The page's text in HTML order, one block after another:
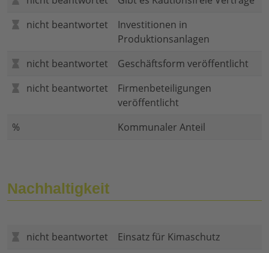
nicht beantwortet
Investitionen in
Produktionsanlagen
nicht beantwortet
Geschäftsform veröffentlicht
nicht beantwortet
Firmenbeteiligungen
veröffentlicht
%
Kommunaler Anteil
Nachhaltigkeit
nicht beantwortet
Einsatz für Kimaschutz